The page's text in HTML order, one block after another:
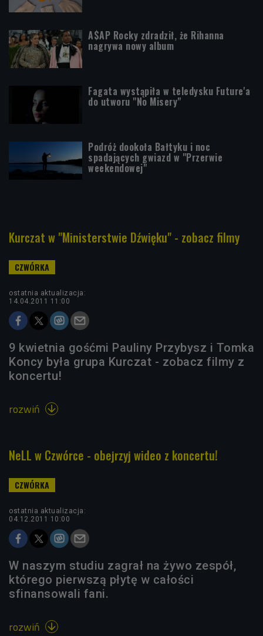
A$AP Rocky zdradził, że Rihanna
nagrywa nowy album
Fagata wystąpiła w teledysku Future'a
do utworu "No Misery"
Podróż dookoła Bałtyku i noc
spadających gwiazd w "Przerwie
weekendowej"
Kurczat w "Ministerstwie Dźwięku" - zobacz filmy
ostatnia aktualizacja:
14.04.2011 11:00
9 kwietnia gośćmi Pauliny Przybysz i Tomka
Koncy była grupa Kurczat - zobacz filmy z
koncertu!
rozwiń 
NeLL w Czwórce - obejrzyj wideo z koncertu!
ostatnia aktualizacja:
04.12.2011 10:00
W naszym studiu zagrał na żywo zespół,
którego pierwszą płytę w całości
sfinansowali fani.
rozwiń 